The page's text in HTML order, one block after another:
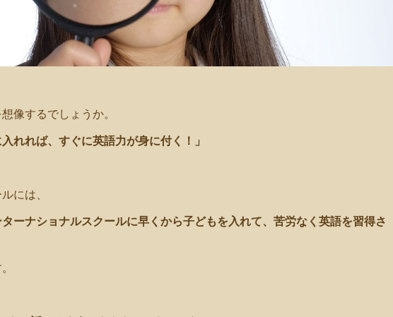
像するでしょうか。
れれば、すぐに英語力が身に付く！」
には、
ーナショナルスクールに早くから子どもを入れて、苦労なく英語を習得さ